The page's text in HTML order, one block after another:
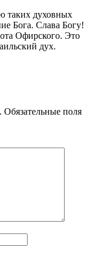
таких духовных
Бога. Слава Богу!
Офирского. Это
дух.
Обязательные поля